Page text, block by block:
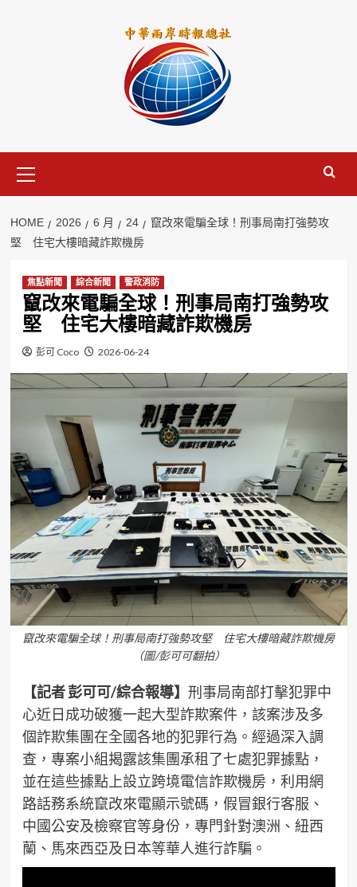
Menu
HOME 2026 6 月 24
竄改來電騙全球！刑事局南打強勢攻
堅 住宅大樓暗藏詐欺機房
焦點新聞 綜合新聞 警政消防
竄改來電騙全球！刑事局南打強勢攻
堅 住宅大樓暗藏詐欺機房
彭可 Coco 2026-06-24
竄改來電騙全球！刑事局南打強勢攻堅 住宅大樓暗藏詐欺機房
（圖/彭可可翻拍）
【記者 彭可可/綜合報導】 刑事局南部打擊犯罪中
心近日成功破獲一起大型詐欺案件，該案涉及多
個詐欺集團在全國各地的犯罪行為。經過深入調
查，專案小組揭露該集團承租了七處犯罪據點，
並在這些據點上設立跨境電信詐欺機房，利用網
路話務系統竄改來電顯示號碼，假冒銀行客服、
中國公安及檢察官等身份，專門針對澳洲、紐西
蘭、馬來西亞及日本等華人進行詐騙。